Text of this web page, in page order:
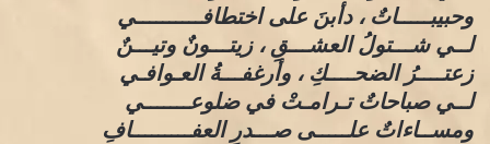
وحبيبـــــاتٌ ، دأبنَ على اختطافــــــــــي
لــي شـــتولُ العشـــقِ ، زيتـــونٌ وتيـــنٌ
زعتــــرُ الضحــــكِ ، وأرغفـــةُ العـوافـي
لــي صباحاتٌ تـرامـتْ في ضلوعـــــــي
ومســاءاتٌ علـــــى صـــدرِ العفـــــــــافِ